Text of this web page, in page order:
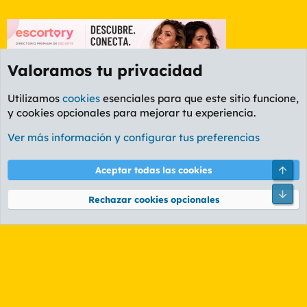
Foro General
Cookies
PL OLDSTYLE AMARILLO
Términos y reglas Política de privacidad Ayuda
Community platform by XenForo® © 2010-2026 XenForo Ltd.
Valoramos tu privacidad
Utilizamos cookies esenciales para que este sitio funcione,
y cookies opcionales para mejorar tu experiencia.
Ver más información y configurar tus preferencias
Aceptar todas las cookies
Rechazar cookies opcionales
Pie